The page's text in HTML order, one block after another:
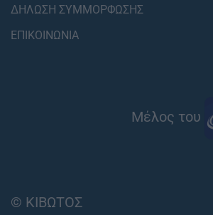
ΔΗΛΩΣΗ ΣΥΜΜΟΡΦΩΣΗΣ
ΕΠΙΚΟΙΝΩΝΙΑ
Μέλος του
© ΚΙΒΩΤΟΣ